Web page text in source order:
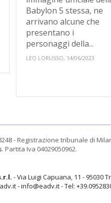
Babylon 5 stessa, ne
arrivano alcune che
presentano i
personaggi della...
LEO LORUSSO, 14/06/2023
- Registrazione tribunale di
. Partita Iva 04029050962.
- Via Luigi Capuana, 11 - 95030
- info@eadv.it - Tel: